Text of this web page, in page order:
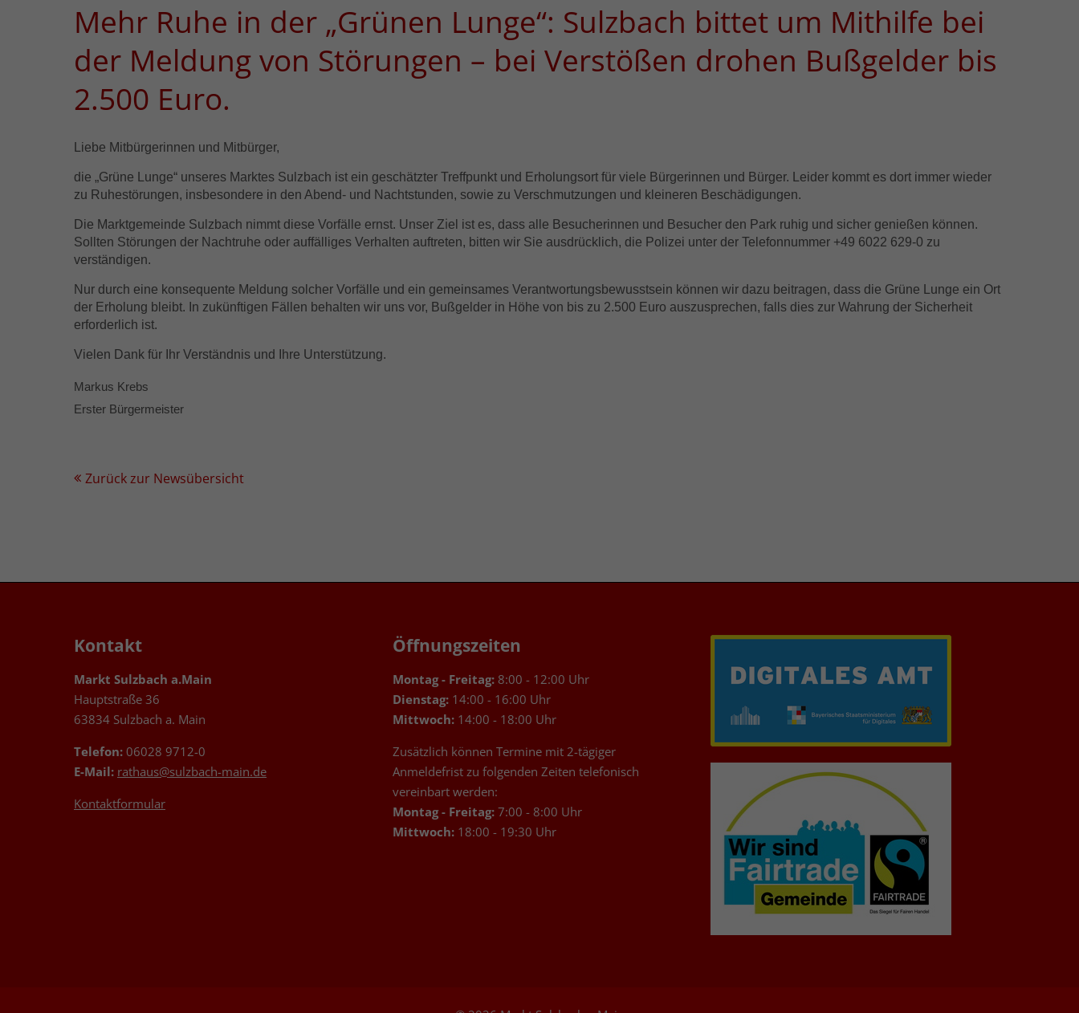
Mehr Ruhe in der „Grünen Lunge“: Sulzbach bittet um Mithilfe bei
der Meldung von Störungen – bei Verstößen drohen Bußgelder bis
2.500 Euro.
Liebe Mitbürgerinnen und Mitbürger,
die „Grüne Lunge“ unseres Marktes Sulzbach ist ein geschätzter Treffpunkt und Erholungsort für viele Bürgerinnen und Bürger. Leider kommt es dort immer wieder
zu Ruhestörungen, insbesondere in den Abend- und Nachtstunden, sowie zu Verschmutzungen und kleineren Beschädigungen.
Die Marktgemeinde Sulzbach nimmt diese Vorfälle ernst. Unser Ziel ist es, dass alle Besucherinnen und Besucher den Park ruhig und sicher genießen können.
Sollten Störungen der Nachtruhe oder auffälliges Verhalten auftreten, bitten wir Sie ausdrücklich, die Polizei unter der Telefonnummer +49 6022 629-0 zu
verständigen.
Nur durch eine konsequente Meldung solcher Vorfälle und ein gemeinsames Verantwortungsbewusstsein können wir dazu beitragen, dass die Grüne Lunge ein Ort
der Erholung bleibt. In zukünftigen Fällen behalten wir uns vor, Bußgelder in Höhe von bis zu 2.500 Euro auszusprechen, falls dies zur Wahrung der Sicherheit
erforderlich ist.
Vielen Dank für Ihr Verständnis und Ihre Unterstützung.
Markus Krebs
Erster Bürgermeister
Zurück zur Newsübersicht
Kontakt
Markt Sulzbach a.Main
Hauptstraße 36
63834 Sulzbach a. Main
Telefon: 06028 9712-0
E-Mail: rathaus@sulzbach-main.de
Kontaktformular
Öffnungszeiten
Montag - Freitag: 8:00 - 12:00 Uhr
Dienstag: 14:00 - 16:00 Uhr
Mittwoch: 14:00 - 18:00 Uhr
Zusätzlich können Termine mit 2-tägiger
Anmeldefrist zu folgenden Zeiten telefonisch
vereinbart werden:
Montag - Freitag:7:00 - 8:00 Uhr
Mittwoch:18:00 - 19:30 Uhr